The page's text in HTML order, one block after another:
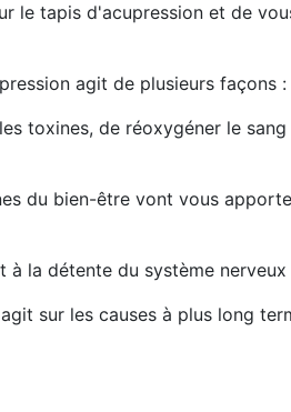
le tapis d'acupression et de
agit de plusieurs façons :
toxines, de réoxygéner le
du bien-être vont vous
à la détente du système nerveux
sur les causes à plus long